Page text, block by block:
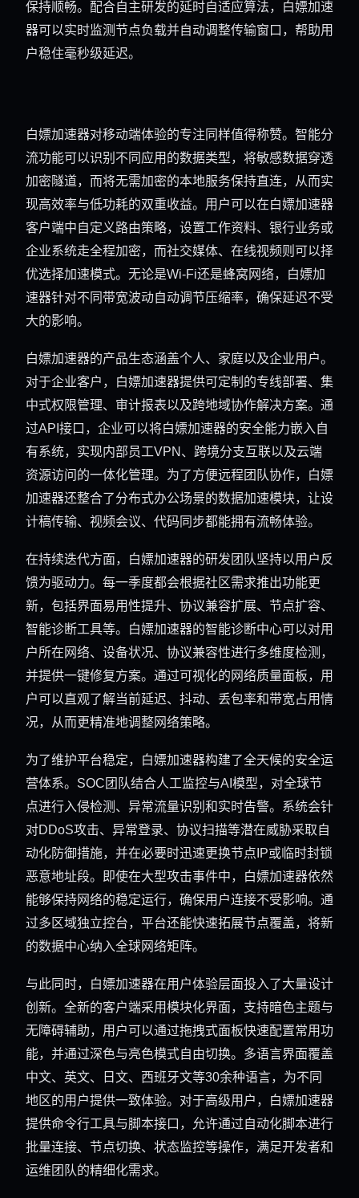
保持顺畅。配合自主研发的延时自适应算法，白嫖加速
器可以实时监测节点负载并自动调整传输窗口，帮助用
户稳住毫秒级延迟。
白嫖加速器对移动端体验的专注同样值得称赞。智能分
流功能可以识别不同应用的数据类型，将敏感数据穿透
加密隧道，而将无需加密的本地服务保持直连，从而实
现高效率与低功耗的双重收益。用户可以在白嫖加速器
客户端中自定义路由策略，设置工作资料、银行业务或
企业系统走全程加密，而社交媒体、在线视频则可以择
优选择加速模式。无论是Wi-Fi还是蜂窝网络，白嫖加
速器针对不同带宽波动自动调节压缩率，确保延迟不受
大的影响。
白嫖加速器的产品生态涵盖个人、家庭以及企业用户。
对于企业客户，白嫖加速器提供可定制的专线部署、集
中式权限管理、审计报表以及跨地域协作解决方案。通
过API接口，企业可以将白嫖加速器的安全能力嵌入自
有系统，实现内部员工VPN、跨境分支互联以及云端
资源访问的一体化管理。为了方便远程团队协作，白嫖
加速器还整合了分布式办公场景的数据加速模块，让设
计稿传输、视频会议、代码同步都能拥有流畅体验。
在持续迭代方面，白嫖加速器的研发团队坚持以用户反
馈为驱动力。每一季度都会根据社区需求推出功能更
新，包括界面易用性提升、协议兼容扩展、节点扩容、
智能诊断工具等。白嫖加速器的智能诊断中心可以对用
户所在网络、设备状况、协议兼容性进行多维度检测，
并提供一键修复方案。通过可视化的网络质量面板，用
户可以直观了解当前延迟、抖动、丢包率和带宽占用情
况，从而更精准地调整网络策略。
为了维护平台稳定，白嫖加速器构建了全天候的安全运
营体系。SOC团队结合人工监控与AI模型，对全球节
点进行入侵检测、异常流量识别和实时告警。系统会针
对DDoS攻击、异常登录、协议扫描等潜在威胁采取自
动化防御措施，并在必要时迅速更换节点IP或临时封锁
恶意地址段。即使在大型攻击事件中，白嫖加速器依然
能够保持网络的稳定运行，确保用户连接不受影响。通
过多区域独立控台，平台还能快速拓展节点覆盖，将新
的数据中心纳入全球网络矩阵。
与此同时，白嫖加速器在用户体验层面投入了大量设计
创新。全新的客户端采用模块化界面，支持暗色主题与
无障碍辅助，用户可以通过拖拽式面板快速配置常用功
能，并通过深色与亮色模式自由切换。多语言界面覆盖
中文、英文、日文、西班牙文等30余种语言，为不同
地区的用户提供一致体验。对于高级用户，白嫖加速器
提供命令行工具与脚本接口，允许通过自动化脚本进行
批量连接、节点切换、状态监控等操作，满足开发者和
运维团队的精细化需求。